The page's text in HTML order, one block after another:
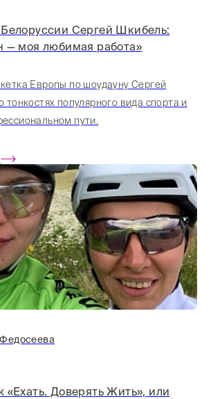
Сергей Шкибель:
— моя любимая работа»
Европы по шоудауну Сергей
тонкостях популярного вида спорта и
пути.
«Ехать. Доверять Жить», или